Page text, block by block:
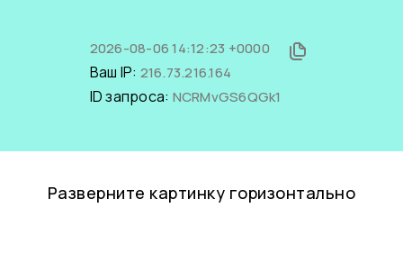
2026-08-06 14:12:23 +0000
Ваш IP: 216.73.216.164
ID запроса: NCRMvGS6QGk1
Разверните картинку горизонтально